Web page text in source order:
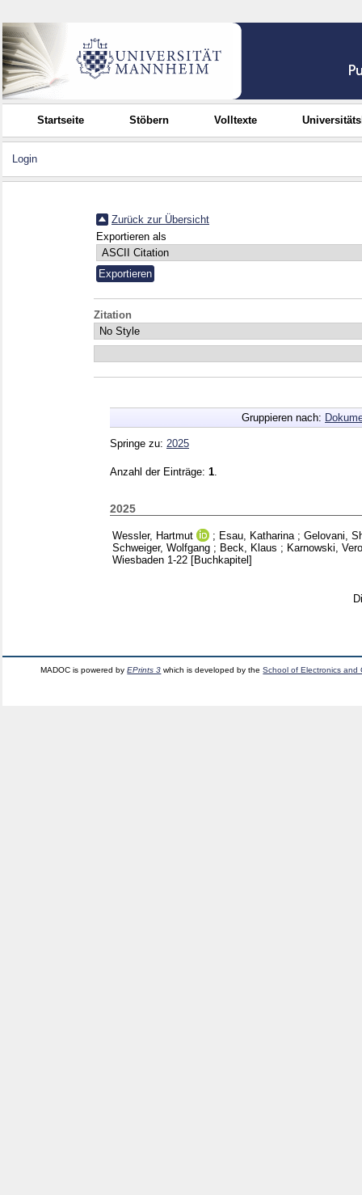
Startseite Stöbern Volltexte
Login
Zurück zur Übersicht
Exportieren als
Zitation
Gruppieren nach:
Springe zu: 2025
Anzahl der Einträge: 1
2025
Wessler, Hartmut ; Esau, Katharina ; Gelovani,
Schweiger, Wolfgang ; Beck, Klaus ; Karnowski,
Wiesbaden 1-22 [Buchkapitel]
MADOC is powered byEPrints 3 which is developed by theSchool of Electronics and